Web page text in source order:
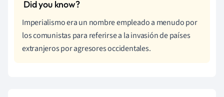
Imperialismo era un nombre empleado a menudo por
los comunistas para referirse a la invasión de países
extranjeros por agresores occidentales.